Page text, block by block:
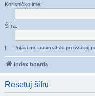
Korisničko ime:
Šifra:
| Prijavi me automatski pri svakoj
Index boarda
Resetuj šifru